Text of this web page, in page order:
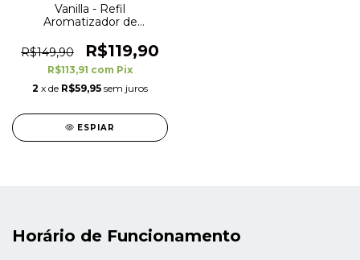
Vanilla - Refil
Aromatizador de
R$149,90
R$119,90
R$113,91 com Pix
2 x de R$59,95 sem juros
ESPIAR
Horário de Funcionamento